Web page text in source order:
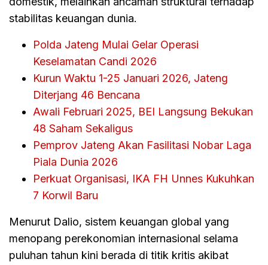
stabilitas keuangan dunia.
Polda Jateng Mulai Gelar Operasi
Keselamatan Candi 2026
Kurun Waktu 1-25 Januari 2026, Jateng
Diterjang 46 Bencana
Awali Februari 2025, BEI Langsung Bekukan
48 Saham Sekaligus
Pemprov Jateng Akan Fasilitasi Nobar Laga
Piala Dunia 2026
Perkuat Organisasi, IKA FH Unnes Kukuhkan
7 Korwil Baru
Menurut Dalio, sistem keuangan global yang
menopang perekonomian internasional selama
puluhan tahun kini berada di titik kritis akibat